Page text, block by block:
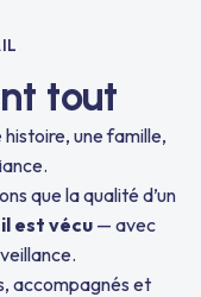
tout
une famille,
que la qualité d’un
est vécu— avec
accompagnés et